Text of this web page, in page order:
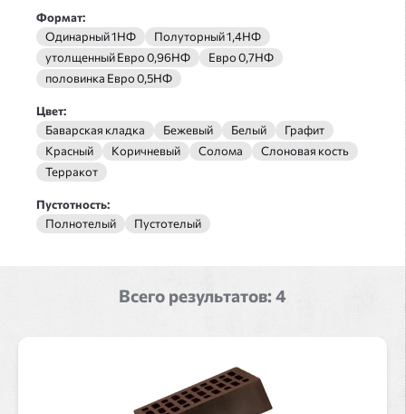
Формат:
Одинарный 1НФ
Полуторный 1,4НФ
утолщенный Евро 0,96НФ
Евро 0,7НФ
половинка Евро 0,5НФ
Цвет:
Баварская кладка
Бежевый Белый
Графит
Красный
Коричневый Солома
Слоновая кость
Терракот
Пустотность:
Полнотелый
Пустотелый
Всего результатов:4